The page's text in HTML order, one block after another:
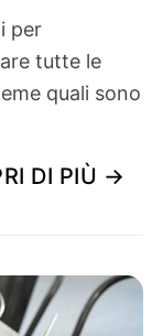
per
tutte le
quali sono
DI PIÙ →